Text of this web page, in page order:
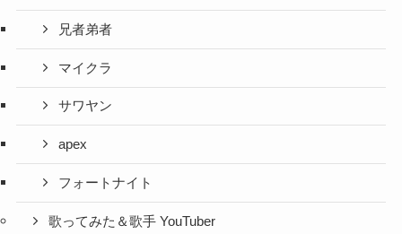
兄者弟者
マイクラ
サワヤン
apex
フォートナイト
歌ってみた＆歌手 YouTuber